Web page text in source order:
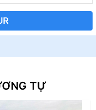
TỰ